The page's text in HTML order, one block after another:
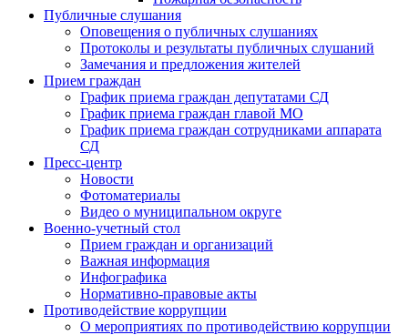
Публичные слушания
Оповещения о публичных слушаниях
Протоколы и результаты публичных слушаний
Замечания и предложения жителей
Прием граждан
График приема граждан депутатами СД
График приема граждан главой МО
График приема граждан сотрудниками аппарата
СД
Пресс-центр
Новости
Фотоматериалы
Видео о муниципальном округе
Военно-учетный стол
Прием граждан и организаций
Важная информация
Инфографика
Нормативно-правовые акты
Противодействие коррупции
О мероприятиях по противодействию коррупции